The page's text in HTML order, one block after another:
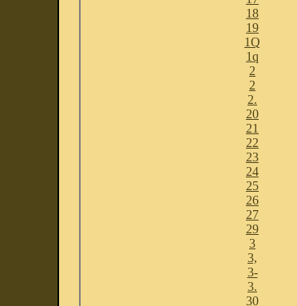
18
19
1Q
1q
2
2
2.
20
21
22
23
24
25
26
27
29
3
3,
3-
3.
30